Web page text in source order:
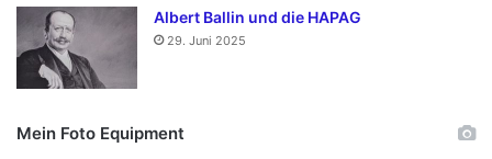
Albert Ballin und die HAPAG
29. Juni 2025
Mein Foto Equipment